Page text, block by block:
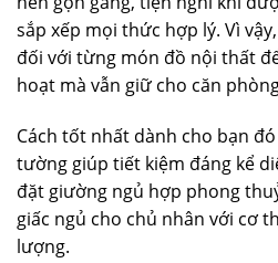
sắp xếp mọi thức hợp lý. Vì
đối với từng món đồ nội thất
hoạt mà vẫn giữ cho căn
Cách tốt nhất dành cho bạn
tường giúp tiết kiệm đáng kể
đặt giường ngủ hợp phong
giấc ngủ cho chủ nhân với cơ
lượng.